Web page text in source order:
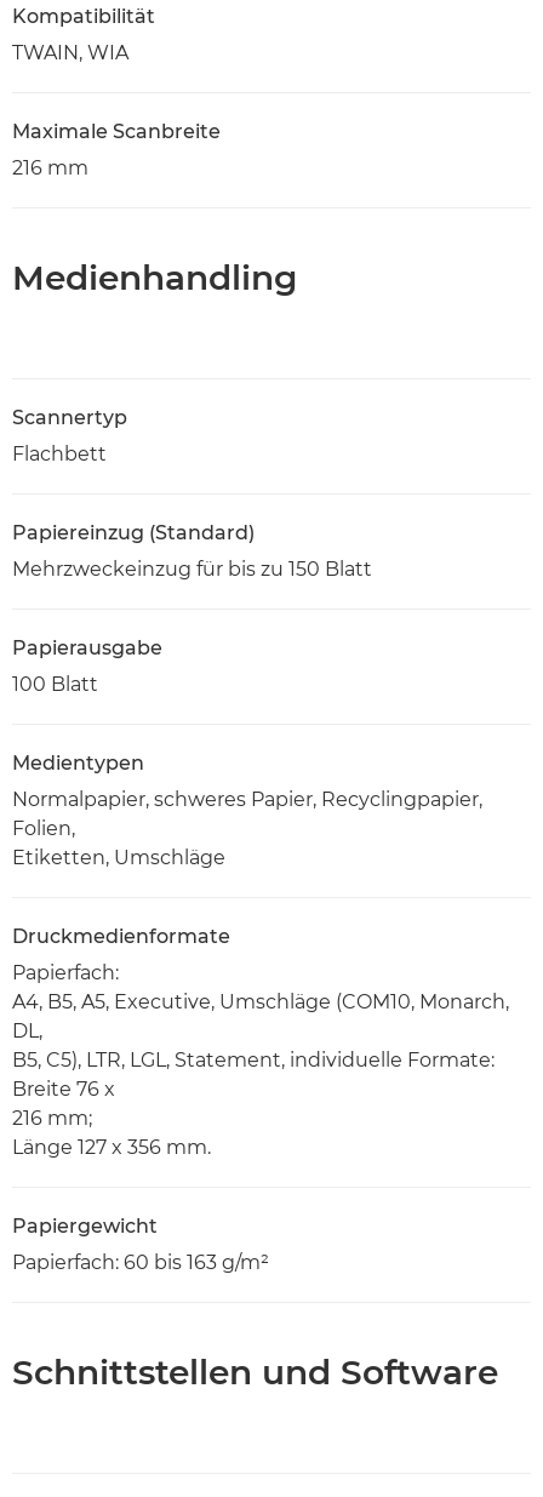
Kompatibilität
TWAIN, WIA
Maximale Scanbreite
216 mm
Medienhandling
Scannertyp
Flachbett
Papiereinzug (Standard)
Mehrzweckeinzug für bis zu 150 Blatt
Papierausgabe
100 Blatt
Medientypen
Normalpapier, schweres Papier, Recyclingpapier,
Folien,
Etiketten, Umschläge
Druckmedienformate
Papierfach:
A4, B5, A5, Executive, Umschläge (COM10, Monarch,
DL,
B5, C5), LTR, LGL, Statement, individuelle Formate:
Breite 76 x
216 mm;
Länge 127 x 356 mm.
Papiergewicht
Papierfach: 60 bis 163 g/m²
Schnittstellen und Software